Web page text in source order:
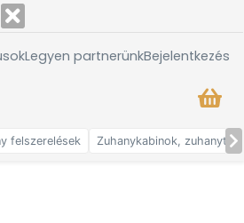
Legyen partnerünkBejelentkezés
felszerelések Zuhanykabinok,